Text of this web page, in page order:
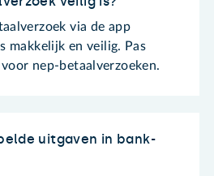
via de app
makkelijk en veilig. Pas
nep-betaalverzoeken.
uitgaven in bank-